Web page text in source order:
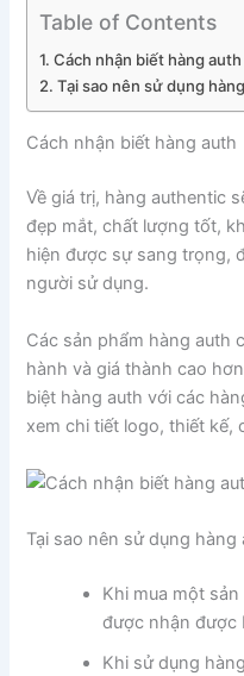
Table of Contents
Cách nhận biết hàng auth
Tại sao nên sử dụng
Cách nhận biết hàng auth
Về giá trị, hàng authentic
đẹp mắt, chất lượng tốt,
hiện được sự sang trọng,
người sử dụng.
Các sản phẩm hàng auth
hành và giá thành cao
biệt hàng auth với các
xem chi tiết logo, thiết kế,
Tại sao nên sử dụng hàng
Khi mua một
được nhận được
Khi sử dụng